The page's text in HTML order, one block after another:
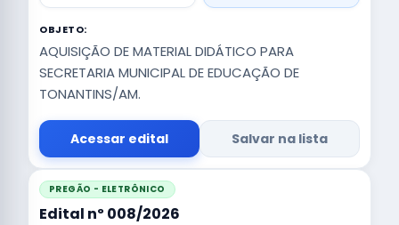
OBJETO:
AQUISIÇÃO DE MATERIAL DIDÁTICO PARA
SECRETARIA MUNICIPAL DE EDUCAÇÃO DE
TONANTINS/AM.
Acessar edital Salvar na lista
PREGÃO - ELETRÔNICO
Edital nº 008/2026